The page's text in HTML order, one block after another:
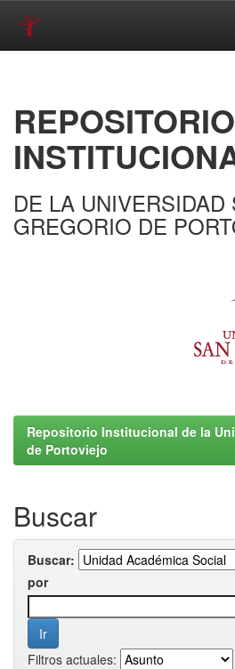
REPOSITORIO
DE LA UNIVERSIDAD
GREGORIO DE
Repositorio Institucional de la
de Portoviejo
Buscar
Buscar:
por
Filtros actuales: